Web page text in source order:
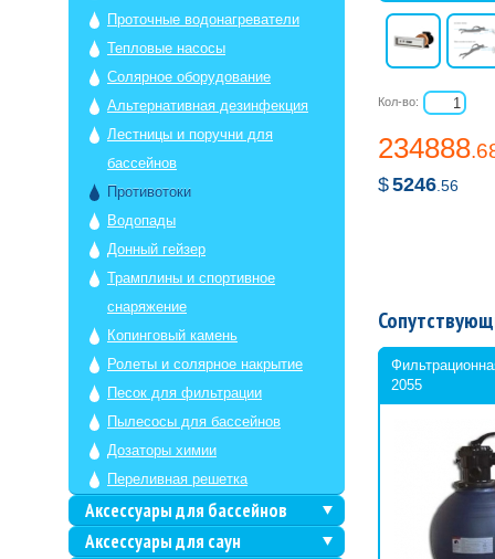
234888
$5246 .56
Кол-во:
2055
Проточные водонагреватели
Тепловые насосы
Солярное оборудование
Альтернативная дезинфекция
Лестницы и поручни для
бассейнов
Противотоки
Водопады
Донный гейзер
Трамплины и спортивное
снаряжение
Копинговый камень
Ролеты и солярное накрытие
Песок для фильтрации
Пылесосы для бассейнов
Дозаторы химии
Переливная решетка
Аксессуары для бассейнов
Аксессуары для саун